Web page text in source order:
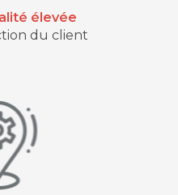
élevée
du client